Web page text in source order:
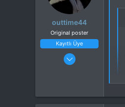
outtime44
Original poster
Kayıtlı Üye
3 Şub 2015